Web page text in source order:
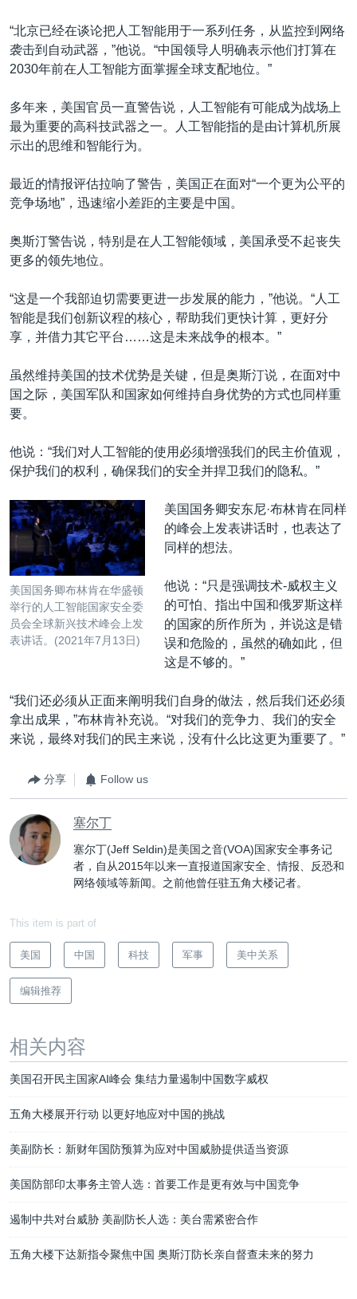
“北京已经在谈论把人工智能用于一系列任务，从监控到网络
袭击到自动武器，”他说。“中国领导人明确表示他们打算在
2030年前在人工智能方面掌握全球支配地位。”
多年来，美国官员一直警告说，人工智能有可能成为战场上
最为重要的高科技武器之一。人工智能指的是由计算机所展
示出的思维和智能行为。
最近的情报评估拉响了警告，美国正在面对“一个更为公平的
竞争场地”，迅速缩小差距的主要是中国。
奥斯汀警告说，特别是在人工智能领域，美国承受不起丧失
更多的领先地位。
“这是一个我部迫切需要更进一步发展的能力，”他说。“人工
智能是我们创新议程的核心，帮助我们更快计算，更好分
享，并借力其它平台……这是未来战争的根本。”
虽然维持美国的技术优势是关键，但是奥斯汀说，在面对中
国之际，美国军队和国家如何维持自身优势的方式也同样重
要。
他说：“我们对人工智能的使用必须增强我们的民主价值观，
保护我们的权利，确保我们的安全并捍卫我们的隐私。”
美国国务卿布林肯在华盛顿
举行的人工智能国家安全委
员会全球新兴技术峰会上发
表讲话。(2021年7月13日)
美国国务卿安东尼·布林肯在同样
的峰会上发表讲话时，也表达了
同样的想法。
他说：“只是强调技术-威权主义
的可怕、指出中国和俄罗斯这样
的国家的所作所为，并说这是错
误和危险的，虽然的确如此，但
这是不够的。”
“我们还必须从正面来阐明我们自身的做法，然后我们还必须
拿出成果，”布林肯补充说。“对我们的竞争力、我们的安全
来说，最终对我们的民主来说，没有什么比这更为重要了。”
分享 Follow us
塞尔丁
塞尔丁(Jeff Seldin)是美国之音(VOA)国家安全事务记
者，自从2015年以来一直报道国家安全、情报、反恐和
网络领域等新闻。之前他曾任驻五角大楼记者。
This item is part of
美国 中国 科技 军事 美中关系
编辑推荐
相关内容
美国召开民主国家AI峰会 集结力量遏制中国数字威权
五角大楼展开行动 以更好地应对中国的挑战
美副防长：新财年国防预算为应对中国威胁提供适当资源
美国防部印太事务主管人选：首要工作是更有效与中国竞争
遏制中共对台威胁 美副防长人选：美台需紧密合作
五角大楼下达新指令聚焦中国 奥斯汀防长亲自督查未来的努力